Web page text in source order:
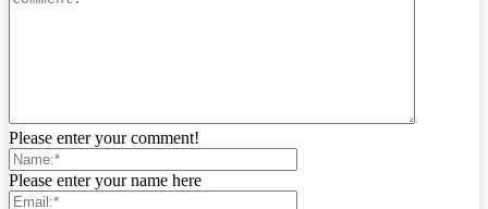
Please enter your comment!
Please enter your name here